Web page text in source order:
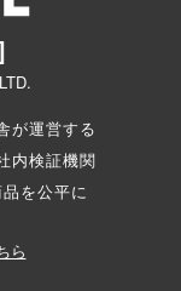
が運営する
内検証機関
を公平に
ら